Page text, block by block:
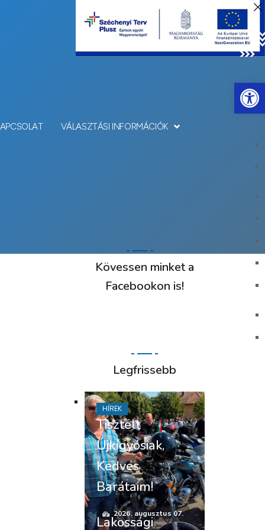
VÁLASZTÁSI INFORMÁCIÓK
Kövessen minket a
Facebookon is!
Legfrissebb
Tisztelt
Újkígyósiak,
Kedves
Barátaim!
2026. augusztus 07.
HÍREK
Lakossági